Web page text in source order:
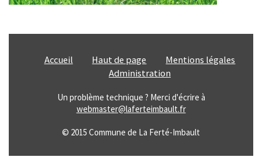
CATNAT - Sécheresse
URBANISME
ÉTAT CIVIL
SERVICE PUBLIC
Accueil Haut de page
Mentions légales
Administration
Un problème technique ? Merci d'écrire à
webmaster@laferteimbault.fr
© 2015 Commune de La Ferté-Imbault